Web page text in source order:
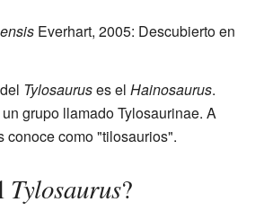
Everhart, 2005: Descubierto en
Tylosauruses el Hainosaurus.
grupo llamado Tylosaurinae. A
conoce como "tilosaurios".
Tylosaurus?